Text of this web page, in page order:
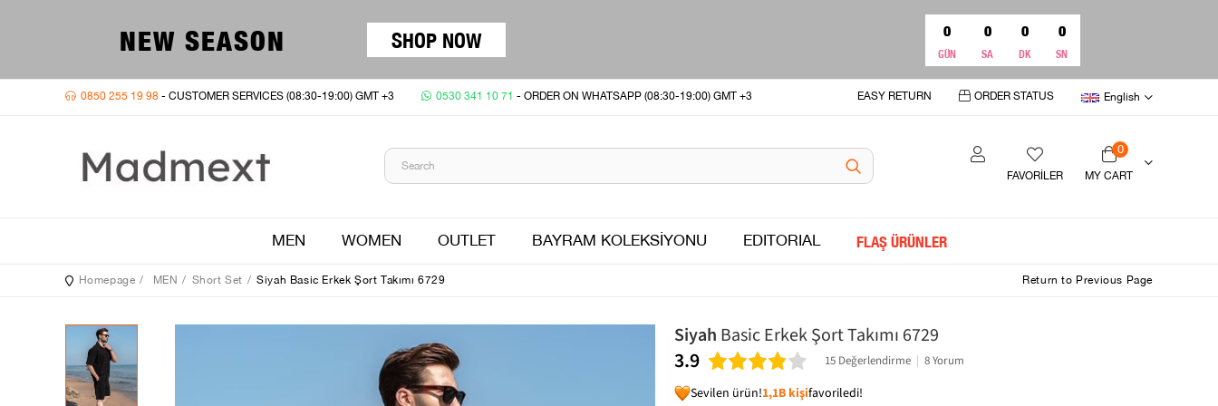
NEW SEASON SHOP NOW 0
GÜN
0
SA
0
DK
0
SN
0850 255 19 98- CUSTOMER SERVICES (08:30-19:00) GMT +3 0530 341 10 71 - ORDER ON WHATSAPP (08:30-19:00) GMT +3 EASY RETURN ORDER STATUS English
MY CART
0
FAVORİLER
MEN WOMEN OUTLET BAYRAM KOLEKSİYONU EDITORIAL FLAŞ ÜRÜNLER
Homepage MEN Short Set Siyah Basic Erkek Şort Takımı 6729 Return to Previous Page
Siyah Basic Erkek Şort Takımı 6729
3.9 15 Değerlendirme | 8 Yorum
Sevilen ürün!1,1B kişifavoriledi!